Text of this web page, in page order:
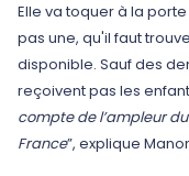
Elle va toquer à la
pas une, qu'il faut
disponible. Sauf des
reçoivent pas les
compte de l’ampleur
France”, explique